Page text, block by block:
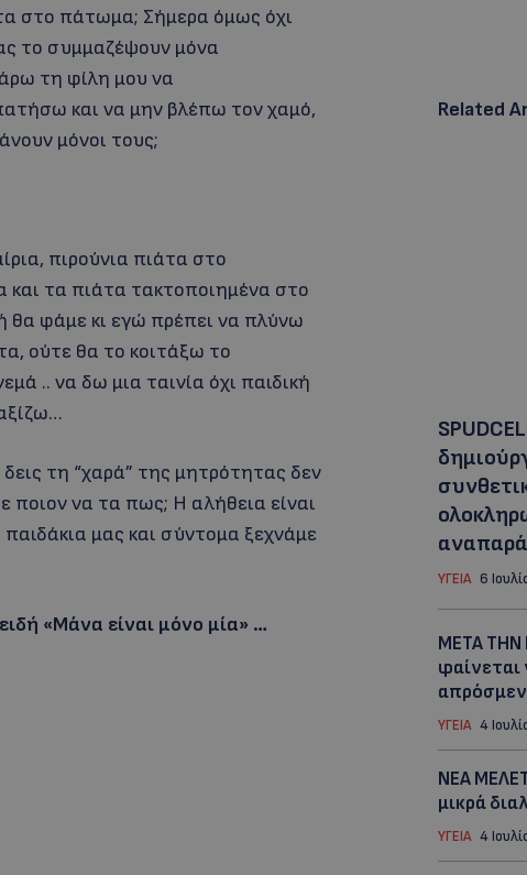
στο πάτωμα; Σήμερα όμως όχι
το συμμαζέψουν μόνα
τη φίλη μου να
και να μην βλέπω τον χαμό,
μόνοι τους;
πιρούνια πιάτα στο
και τα πιάτα τακτοποιημένα στο
θα φάμε κι εγώ πρέπει να πλύνω
ούτε θα το κοιτάξω το
.. να δω μια ταινία όχι παιδική
δεις τη “χαρά” της μητρότητας δεν
ποιον να τα πως; Η αλήθεια είναι
μας και σύντομα ξεχνάμε
«Μάνα είναι μόνο μία» …
Related
ΥΓΕΙΑ 6
ΜΕΤΑ
ΥΓΕΙΑ 4
ΝΕΑ
μικρά
ΥΓΕΙΑ 4